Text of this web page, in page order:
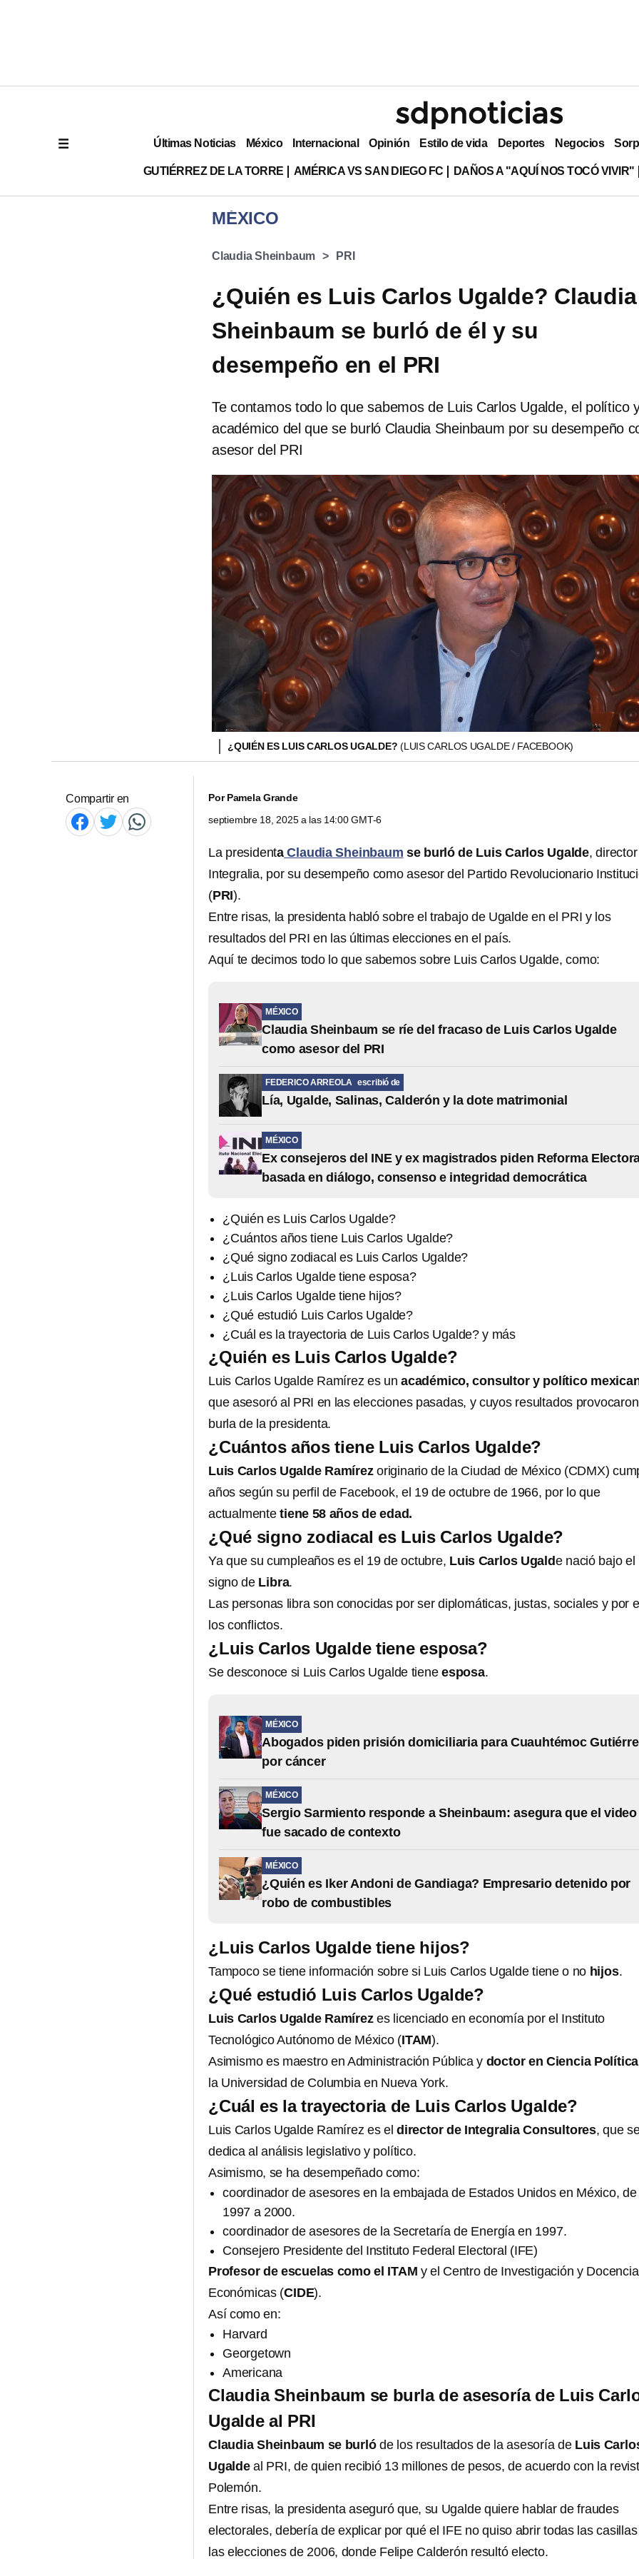
Últimas Noticias México Internacional Opinión Estilo de vida Deportes Negocios
GUTIÉRREZ DE LA TORRE AMÉRICA VS SAN DIEGO FC DAÑOS A "AQUÍ NOS TOCÓ VIVIR"
MÉXICO
Claudia Sheinbaum PRI
¿Quién es Luis Carlos Ugalde? Claudia
Sheinbaum se burló de él y su
desempeño en el PRI
Te contamos todo lo que sabemos de Luis Carlos Ugalde, el político
académico del que se burló Claudia Sheinbaum por su desempeño
asesor del PRI
¿QUIÉN ES LUIS CARLOS UGALDE? (LUIS CARLOS UGALDE / FACEBOOK)
Compartir en PorPamela Grande
septiembre 18, 2025 a las 14:00 GMT-6
La presidenta Claudia Sheinbaum se burló de Luis Carlos Ugalde,
Integralia, por su desempeño como asesor del Partido Revolucionario
(PRI).
Entre risas, la presidenta habló sobre el trabajo de Ugalde en el PRI y los
resultados del PRI en las últimas elecciones en el país.
Aquí te decimos todo lo que sabemos sobre Luis Carlos Ugalde, como:
MÉXICO
Claudia Sheinbaum se ríe del fracaso de Luis Carlos Ugalde
como asesor del PRI
FEDERICO ARREOLA escribió de
Lía, Ugalde, Salinas, Calderón y la dote matrimonial
MÉXICO
Ex consejeros del INE y ex magistrados piden Reforma
basada en diálogo, consenso e integridad democrática
¿Quién es Luis Carlos Ugalde?
¿Cuántos años tiene Luis Carlos Ugalde?
¿Qué signo zodiacal es Luis Carlos Ugalde?
¿Luis Carlos Ugalde tiene esposa?
¿Luis Carlos Ugalde tiene hijos?
¿Qué estudió Luis Carlos Ugalde?
¿Cuál es la trayectoria de Luis Carlos Ugalde? y más
¿Quién es Luis Carlos Ugalde?
Luis Carlos Ugalde Ramírez es un académico, consultor y político
que asesoró al PRI en las elecciones pasadas, y cuyos resultados
burla de la presidenta.
¿Cuántos años tiene Luis Carlos Ugalde?
Luis Carlos Ugalde Ramírez originario de la Ciudad de México (CDMX)
años según su perfil de Facebook, el 19 de octubre de 1966, por lo que
actualmentetiene 58 años de edad.
¿Qué signo zodiacal es Luis Carlos Ugalde?
Ya que su cumpleaños es el 19 de octubre, Luis Carlos Ugalde nació bajo el
signo de Libra.
Las personas libra son conocidas por ser diplomáticas, justas, sociales y por
los conflictos.
¿Luis Carlos Ugalde tiene esposa?
Se desconoce si Luis Carlos Ugalde tiene esposa.
MÉXICO
Abogados piden prisión domiciliaria para Cuauhtémoc
por cáncer
MÉXICO
Sergio Sarmiento responde a Sheinbaum: asegura que el video
fue sacado de contexto
MÉXICO
¿Quién es Iker Andoni de Gandiaga? Empresario detenido por
robo de combustibles
¿Luis Carlos Ugalde tiene hijos?
Tampoco se tiene información sobre si Luis Carlos Ugalde tiene o no hijos.
¿Qué estudió Luis Carlos Ugalde?
Luis Carlos Ugalde Ramírezes licenciado en economía por el Instituto
Tecnológico Autónomo de México (ITAM).
Asimismo es maestro en Administración Pública y doctor en Ciencia
la Universidad de Columbia en Nueva York.
¿Cuál es la trayectoria de Luis Carlos Ugalde?
Luis Carlos Ugalde Ramírez es el director de Integralia Consultores, que
dedica al análisis legislativo y político.
Asimismo, se ha desempeñado como:
coordinador de asesores en la embajada de Estados Unidos en México, de
1997 a 2000.
coordinador de asesores de la Secretaría de Energía en 1997.
Consejero Presidente del Instituto Federal Electoral (IFE)
Profesor de escuelas como el ITAM y el Centro de Investigación y Docencia
Económicas (CIDE).
Así como en:
Harvard
Georgetown
Americana
Claudia Sheinbaum se burla de asesoría de Luis
Ugalde al PRI
Claudia Sheinbaum se burlóde los resultados de la asesoría deLuis
Ugaldeal PRI, de quien recibió 13 millones de pesos, de acuerdo con la
Polemón.
Entre risas, la presidenta aseguró que, su Ugalde quiere hablar de fraudes
electorales, debería de explicar por qué el IFE no quiso abrir todas las
las elecciones de 2006, donde Felipe Calderón resultó electo.